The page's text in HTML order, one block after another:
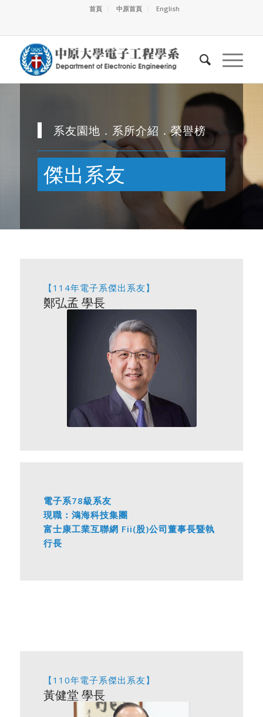
首頁 中原首頁 English
系友園地．系所介紹．榮譽榜
傑出系友
【114年電子系傑出系友】
鄭弘孟 學長
電子系78級系友
現職：鴻海科技集團
富士康工業互聯網 Fii(股)公司董事長暨執
行長
【110年電子系傑出系友】
黃健堂 學長